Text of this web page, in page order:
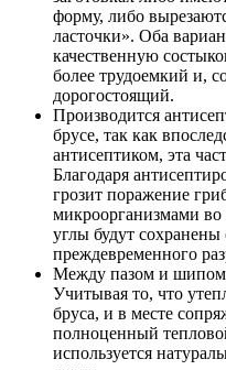
форму, либо
ласточки». Оба
качественную
более трудоемкий и,
дорогостоящий.
Производится
брусе, так как
антисептиком, эта
Благодаря
грозит поражение
микроорганизмами во
углы будут сохранены
преждевременного
Между пазом и шипом
Учитывая то, что
бруса, и в месте
полноценный
используется